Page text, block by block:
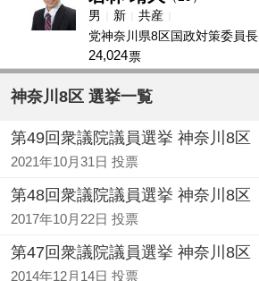
男
新
共産
党神奈川県8区国政対策委員長
24,024票
神奈川8区 選挙一覧
第49回衆議院議員選挙 神奈川8区
2021年10月31日 投票
第48回衆議院議員選挙 神奈川8区
2017年10月22日 投票
第47回衆議院議員選挙 神奈川8区
2014年12月14日 投票